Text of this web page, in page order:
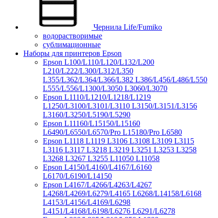
Чернила Life/Fumiko
водорастворимые
сублимационные
Наборы для принтеров Epson
Epson L100/L110/L120/L132/L200
L210/L222/L300/L312/L350
L355/L362/L364/L366/L382 L386/L456/L486/L550
L555/L556/L1300/L3050 L3060/L3070
Epson L1110/L1210/L1218/L1219
L1250/L3100/L3101/L3110 L3150/L3151/L3156
L3160/L3250/L5190/L5290
Epson L11160/L15150/L15160
L6490/L6550/L6570/Pro L15180/Pro L6580
Epson L1118 L1119 L3106 L3108 L3109 L3115
L3116 L3117 L3218 L3219 L3251 L3253 L3258
L3268 L3267 L3255 L11050 L11058
Epson L4150/L4160/L4167/L6160
L6170/L6190/L14150
Epson L4167/L4266/L4263/L4267
L4268/L4269/L6279/L4165 L6268/L14158/L6168
L4153/L4156/L4169/L6298
L4151/L4168/L6198/L6276 L6291/L6278